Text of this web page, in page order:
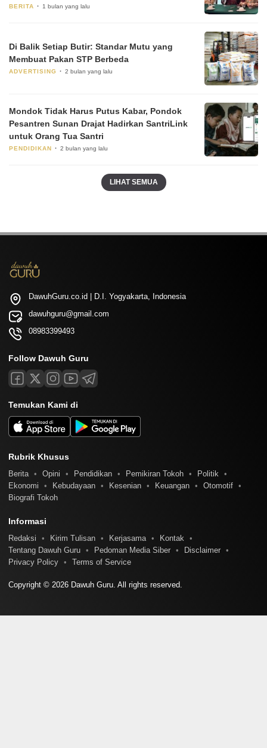
BERITA 1 bulan yang lalu
Di Balik Setiap Butir: Standar Mutu yang
Membuat Pakan STP Berbeda
ADVERTISING 2 bulan yang lalu
Mondok Tidak Harus Putus Kabar, Pondok
Pesantren Sunan Drajat Hadirkan SantriLink
untuk Orang Tua Santri
PENDIDIKAN 2 bulan yang lalu
LIHAT SEMUA
DawuhGuru.co.id | D.I. Yogyakarta, Indonesia
dawuhguru@gmail.com
08983399493
Follow Dawuh Guru
Temukan Kami di
Rubrik Khusus
Berita Opini Pendidikan Pemikiran Tokoh
Politik
Ekonomi
Kebudayaan Kesenian Keuangan
Otomotif
Biografi Tokoh
Informasi
Redaksi Kirim Tulisan Kerjasama
Kontak
Tentang Dawuh Guru
Pedoman Media Siber
Disclaimer
Privacy Policy
Terms of Service
Copyright © 2026 Dawuh Guru. All rights reserved.